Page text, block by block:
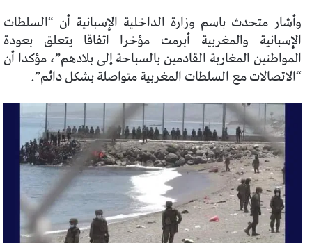
وأشار متحدث باسم وزارة الداخلية الإسبانية أن “السلطات
الإسبانية والمغربية أبرمت مؤخرا اتفاقا يتعلق بعودة
المواطنين المغاربة القادمين بالسباحة إلى بلادهم”، مؤكدا أن
“الاتصالات مع السلطات المغربية متواصلة بشكل دائم”.